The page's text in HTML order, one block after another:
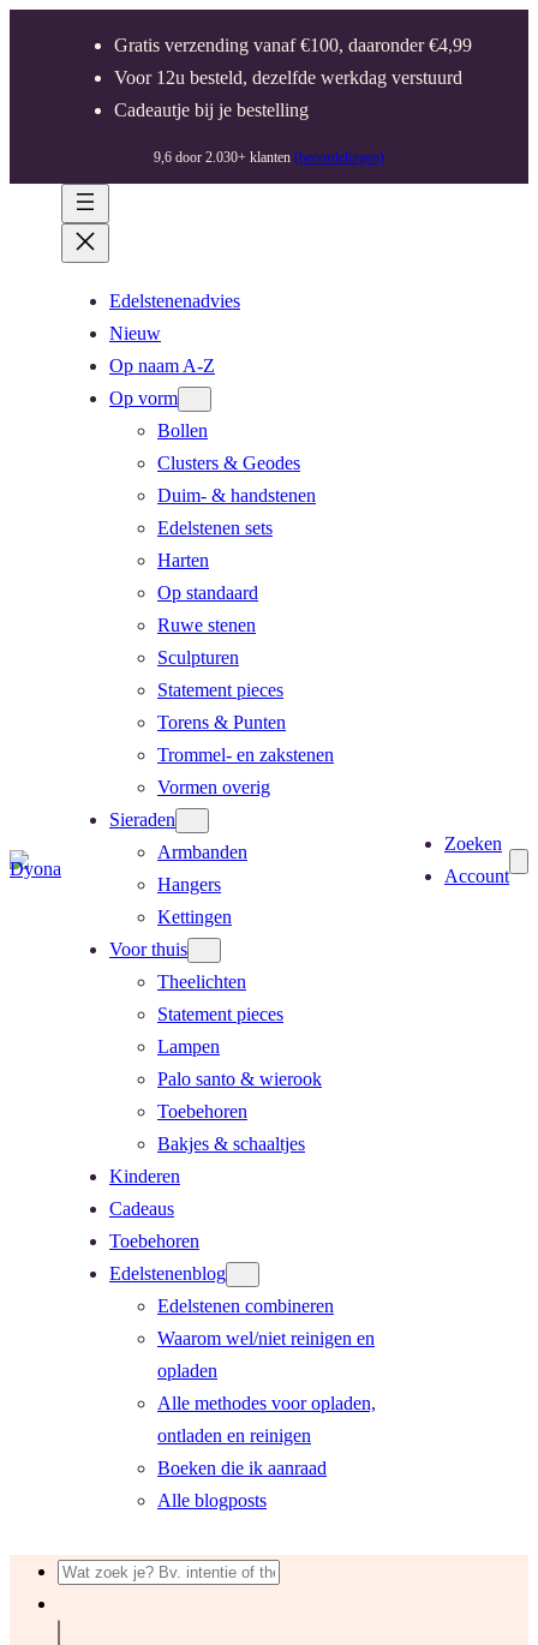
Gratis verzending vanaf €100, daaronder €4,99
Voor 12u besteld, dezelfde werkdag verstuurd
Cadeautje bij je bestelling
9,6 door 2.030+ klanten (beoordelingen)
Edelstenenadvies
Nieuw
Op naam A-Z
Op vorm
Bollen
Clusters & Geodes
Duim- & handstenen
Edelstenen sets
Harten
Op standaard
Ruwe stenen
Sculpturen
Statement pieces
Torens & Punten
Trommel- en zakstenen
Vormen overig
Sieraden
Armbanden
Hangers
Kettingen
Voor thuis
Theelichten
Statement pieces
Lampen
Palo santo & wierook
Toebehoren
Bakjes & schaaltjes
Kinderen
Cadeaus
Toebehoren
Edelstenenblog
Edelstenen combineren
Waarom wel/niet reinigen en
opladen
Alle methodes voor opladen,
ontladen en reinigen
Boeken die ik aanraad
Alle blogposts
Zoeken
Account